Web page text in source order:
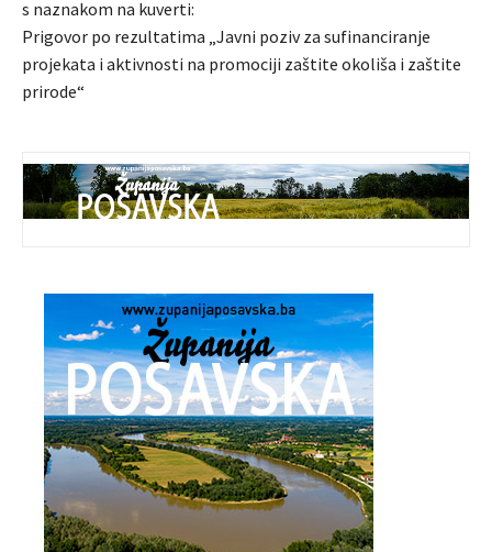
s naznakom na kuverti:
Prigovor po rezultatima „Javni poziv za sufinanciranje
projekata i aktivnosti na promociji zaštite okoliša i zaštite
prirode“